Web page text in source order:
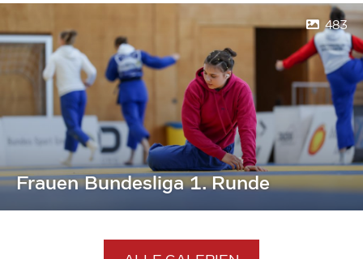
483
Frauen Bundesliga 1. Runde